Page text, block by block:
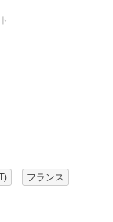
フランス